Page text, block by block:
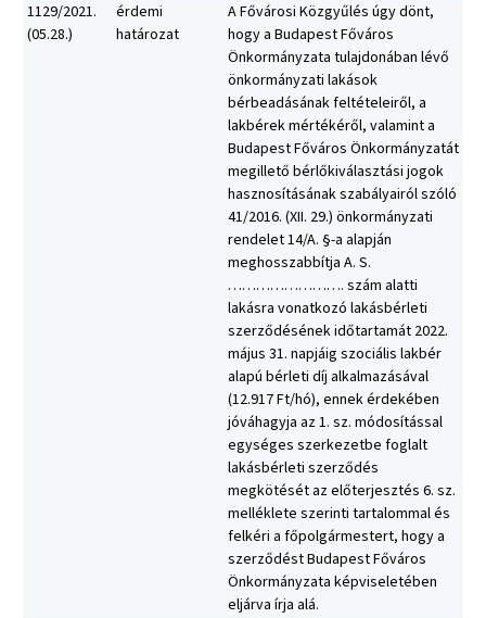
1129/2021.
(05.28.)
érdemi
határozat
A Fővárosi Közgyűlés úgy dönt,
hogy a Budapest Főváros
Önkormányzata tulajdonában lévő
önkormányzati lakások
bérbeadásának feltételeiről, a
lakbérek mértékéről, valamint a
Budapest Főváros Önkormányzatát
megillető bérlőkiválasztási jogok
hasznosításának szabályairól szóló
41/2016. (XII. 29.) önkormányzati
rendelet 14/A. §-a alapján
meghosszabbítja A. S.
……………………. szám alatti
lakásra vonatkozó lakásbérleti
szerződésének időtartamát 2022.
május 31. napjáig szociális lakbér
alapú bérleti díj alkalmazásával
(12.917 Ft/hó), ennek érdekében
jóváhagyja az 1. sz. módosítással
egységes szerkezetbe foglalt
lakásbérleti szerződés
megkötését az előterjesztés 6. sz.
melléklete szerinti tartalommal és
felkéri a főpolgármestert, hogy a
szerződést Budapest Főváros
Önkormányzata képviseletében
eljárva írja alá.